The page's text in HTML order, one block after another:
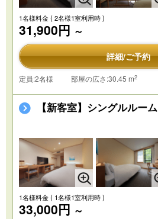
1名様料金( 2名様1室利用時 )
31,900円 ～
詳細/ご予約
定員:2名様 部屋の広さ:30.45 m2
【新客室】シングルルーム
1名様料金( 1名様1室利用時 )
33,000円 ～